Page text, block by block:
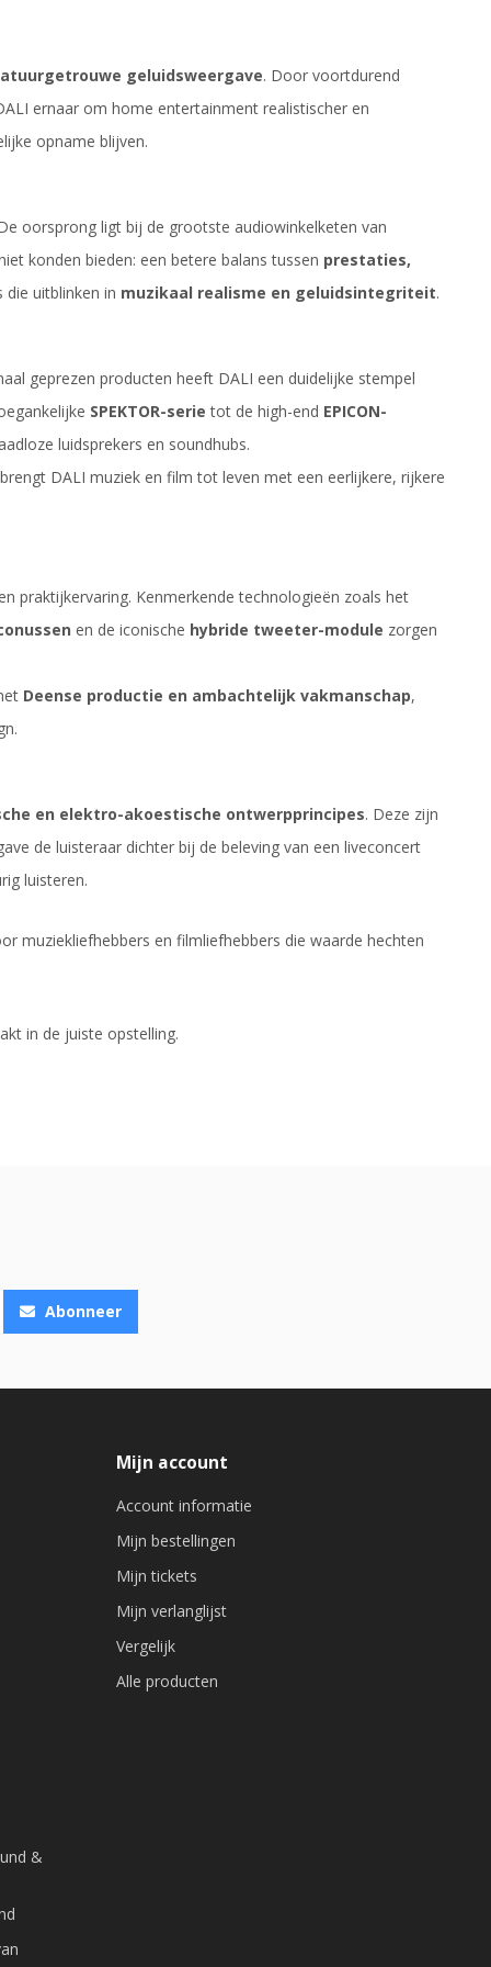
geluidsweergave. Door voortdurend
ernaar om home entertainment realistischer en
opname blijven.
oorsprong ligt bij de grootste audiowinkelketen van
konden bieden: een betere balans tussen prestaties,
uitblinken in muzikaal realisme en geluidsintegriteit.
geprezen producten heeft DALI een duidelijke stempel
SPEKTOR-serie tot de high-end EPICON-
luidsprekers en soundhubs.
DALI muziek en film tot leven met een eerlijkere, rijkere
praktijkervaring. Kenmerkende technologieën zoals het
en de iconische hybride tweeter-module zorgen
Deense productie en ambachtelijk vakmanschap,
en elektro-akoestische ontwerpprincipes. Deze zijn
de luisteraar dichter bij de beleving van een liveconcert
luisteren.
muziekliefhebbers en filmliefhebbers die waarde hechten
in de juiste opstelling.
Abonneer
&
Mijn account
Account informatie
Mijn bestellingen
Mijn tickets
Mijn verlanglijst
Vergelijk
Alle producten